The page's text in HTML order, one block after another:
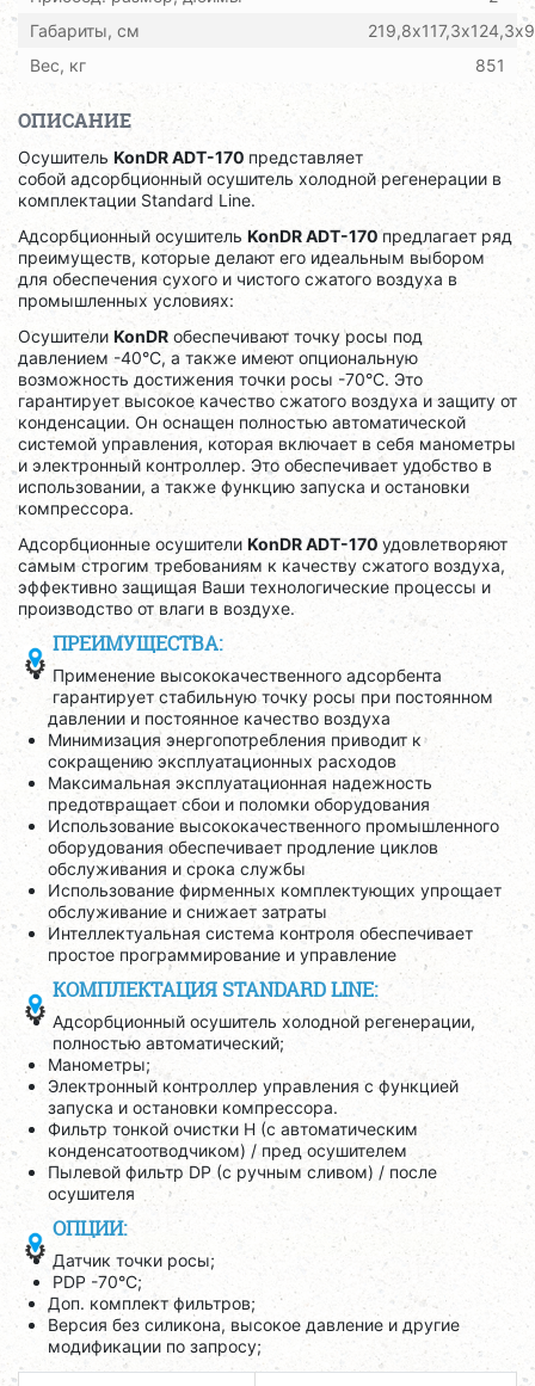
Габариты, см
Вес, кг
851
ОПИСАНИЕ
Осушитель KonDR ADT-170 представляет
собой адсорбционный осушитель холодной регенерации в
комплектации Standard Line.
Адсорбционный осушитель KonDR ADT-170предлагает ряд
преимуществ, которые делают его идеальным выбором
для обеспечения сухого и чистого сжатого воздуха в
промышленных условиях:
Осушители KonDR обеспечивают точку росы под
давлением -40°C, а также имеют опциональную
возможность достижения точки росы -70°C. Это
гарантирует высокое качество сжатого воздуха и защиту от
конденсации. Он оснащен полностью автоматической
системой управления, которая включает в себя манометры
и электронный контроллер. Это обеспечивает удобство в
использовании, а также функцию запуска и остановки
компрессора.
Адсорбционные осушители KonDR ADT-170 удовлетворяют
самым строгим требованиям к качеству сжатого воздуха,
эффективно защищая Ваши технологические процессы и
производство от влаги в воздухе.
ПРЕИМУЩЕСТВА:
Применение высококачественного адсорбента
гарантирует стабильную точку росы при постоянном
давлении и постоянное качество воздуха
Минимизация энергопотребления приводит к
сокращению эксплуатационных расходов
Максимальная эксплуатационная надежность
предотвращает сбои и поломки оборудования
Использование высококачественного промышленного
оборудования обеспечивает продление циклов
обслуживания и срока службы
Использование фирменных комплектующих упрощает
обслуживание и снижает затраты
Интеллектуальная система контроля обеспечивает
простое программирование и управление
КОМПЛЕКТАЦИЯ STANDARD LINE:
Адсорбционный осушитель холодной регенерации,
полностью автоматический;
Манометры;
Электронный контроллер управления с функцией
запуска и остановки компрессора.
Фильтр тонкой очистки H (с автоматическим
конденсатоотводчиком) / пред осушителем
Пылевой фильтр DP (с ручным сливом) / после
осушителя
ОПЦИИ:
Датчик точки росы;
PDP -70°C;
Доп. комплект фильтров;
Версия без силикона, высокое давление и другие
модификации по запросу;